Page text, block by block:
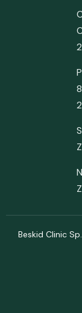
Beskid Clinic